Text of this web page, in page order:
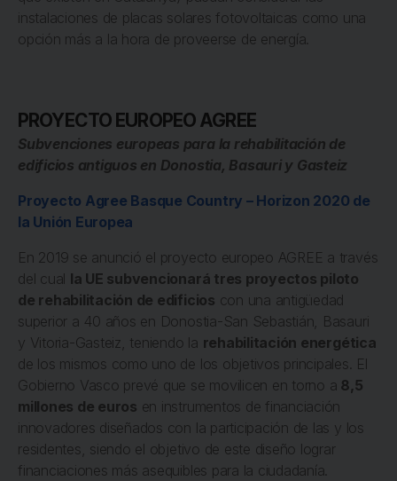
instalaciones de placas solares fotovoltaicas como una
opción más a la hora de proveerse de energía.
PROYECTO EUROPEO AGREE
Subvenciones europeas para la rehabilitación de
edificios antiguos en Donostia, Basauri y Gasteiz
Proyecto Agree Basque Country – Horizon 2020 de
la Unión Europea
En 2019 se anunció el proyecto europeo AGREE a través
del cual la UE subvencionará tres proyectos piloto
de rehabilitación de edificios con una antigüedad
superior a 40 años en Donostia-San Sebastián, Basauri
y Vitoria-Gasteiz, teniendo la rehabilitación energética
de los mismos como uno de los objetivos principales. El
Gobierno Vasco prevé que se movilicen en torno a 8,5
millones de euros en instrumentos de financiación
innovadores diseñados con la participación de las y los
residentes, siendo el objetivo de este diseño lograr
financiaciones más asequibles para la ciudadanía.